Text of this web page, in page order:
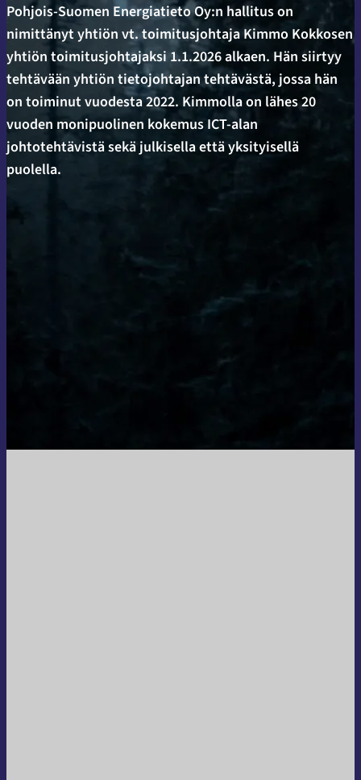
Pohjois-Suomen Energiatieto Oy:n hallitus on
nimittänyt yhtiön vt. toimitusjohtaja Kimmo Kokkosen
yhtiön toimitusjohtajaksi 1.1.2026 alkaen. Hän siirtyy
tehtävään yhtiön tietojohtajan tehtävästä, jossa hän
on toiminut vuodesta 2022. Kimmolla on lähes 20
vuoden monipuolinen kokemus ICT-alan
johtotehtävistä sekä julkisella että yksityisellä
puolella.